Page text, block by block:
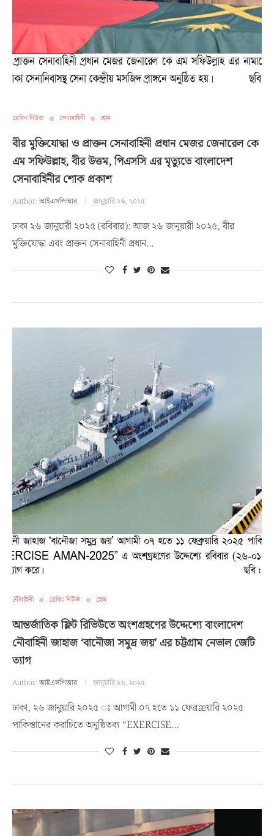
ব্রেকিং নিউজ সেনাবাহিনী হোম
বীর মুক্তিযোদ্ধা ও প্রাক্তন সেনাবাহিনী প্রধান মেজর জেনারেল কে
এম সফিউল্লাহ, বীর উত্তম, পিএসসি এর মৃত্যুতে বাংলাদেশ
সেনাবাহিনীর শোক প্রকাশ
Author:আইএসপিআর জানুয়ারি ২৬, ২০২৫
ঢাকা ২৬ জানুয়ারী ২০২৫ (রবিবার): আজ ২৬ জানুয়ারী ২০২৫, বীর
মুক্তিযোদ্ধা এবং প্রাক্তন সেনাবাহিনী প্রধান…
নৌবাহিনী ব্রেকিং নিউজ হোম
আন্তর্জাতিক ফ্লিট রিভিউতে অংশগ্রহণের উদ্দেশ্যে বাংলাদেশ
নৌবাহিনী জাহাজ ‘বানৌজা সমুদ্র জয়’ এর চট্টগ্রাম নেভাল জেটি
ত্যাগ
Author:আইএসপিআর জানুয়ারি ২৬, ২০২৫
ঢাকা, ২৬ জানুয়ারি ২০২৫ ঃ আগামী ০৭ হতে ১১ ফেব্রæয়ারি ২০২৫
পাকিস্তানের করাচিতে অনুষ্ঠিতব্য “EXERCISE…